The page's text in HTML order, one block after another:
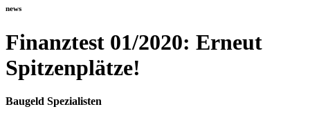
news
Finanztest 01/2020: Erneut
Spitzenplätze!
Baugeld Spezialisten